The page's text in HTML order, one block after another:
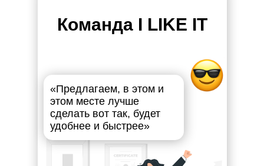
«Предлагаем, в этом и
этом месте лучше
сделать вот так, будет
удобнее и быстрее»
Команда I LIKE IT